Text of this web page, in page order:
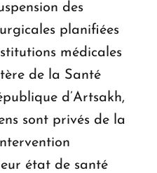
des
planifiées
médicales
de la Santé
d’Artsakh,
sont privés de la
état de santé